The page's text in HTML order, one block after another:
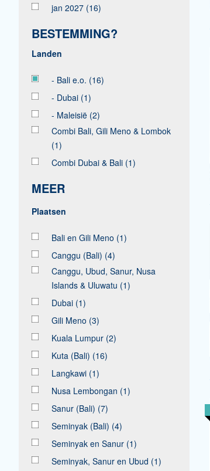
jan 2027 (16)
BESTEMMING?
- Bali e.o. (16)
- Dubai (1)
- Maleisië (2)
Combi Bali, Gili Meno & Lombok
(1)
Combi Dubai & Bali (1)
MEER
Bali en Gili Meno (1)
Canggu (Bali) (4)
Canggu, Ubud, Sanur, Nusa
Islands & Uluwatu (1)
Dubai (1)
Gili Meno (3)
Kuala Lumpur (2)
Kuta (Bali) (16)
Langkawi (1)
Nusa Lembongan (1)
Sanur (Bali) (7)
Seminyak (Bali) (4)
Seminyak en Sanur (1)
Seminyak, Sanur en Ubud (1)